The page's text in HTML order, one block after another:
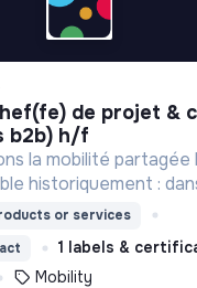
b2b) h/f
la mobilité partagée
historiquement :
en heures
or services
1 labels &
Mobility